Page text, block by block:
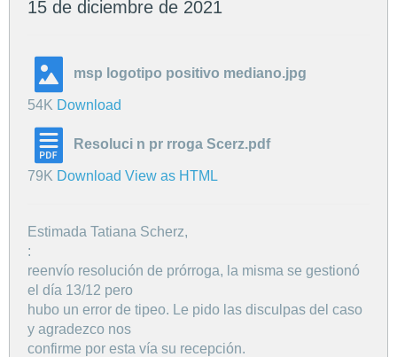
15 de diciembre de 2021
msp logotipo positivo mediano.jpg
54K Download
Resoluci n pr rroga Scerz.pdf
79K Download View as HTML
Estimada Tatiana Scherz,
:
reenvío resolución de prórroga, la misma se gestionó
el día 13/12 pero
hubo un error de tipeo. Le pido las disculpas del caso
y agradezco nos
confirme por esta vía su recepción.